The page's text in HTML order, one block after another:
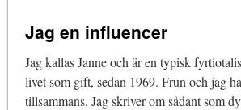
Jag en influencer
Jag kallas Janne och är en typisk
livet som gift, sedan 1969. Frun och jag
tillsammans. Jag skriver om sådant som